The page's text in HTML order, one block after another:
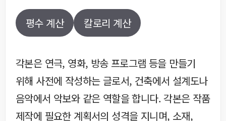
평수 계산 칼로리 계산
각본은 연극, 영화, 방송 프로그램 등을 만들기
위해 사전에 작성하는 글로서, 건축에서 설계도나
음악에서 악보와 같은 역할을 합니다. 각본은 작품
제작에 필요한 계획서의 성격을 지니며, 소재,